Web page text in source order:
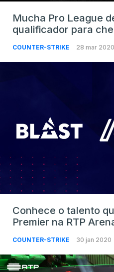
Mucha Pro League
qualificador para
COUNTER-STRIKE 28 mar 2020
Conhece o talento
Premier na RTP
COUNTER-STRIKE 30 jan 2020